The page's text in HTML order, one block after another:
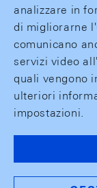
analizzare in
di migliorarne
comunicano
servizi video
quali vengono
ulteriori
impostazioni.